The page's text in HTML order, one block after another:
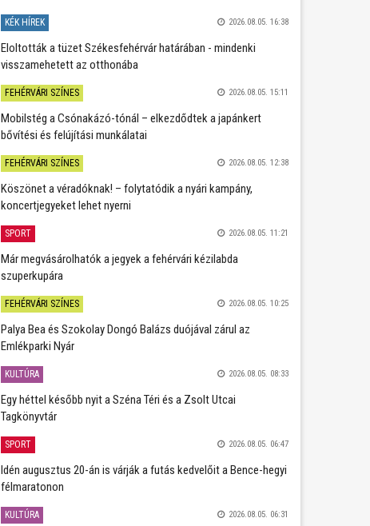
KÉK HÍREK 2026.08.05. 16:38
Eloltották a tüzet Székesfehérvár határában - mindenki
visszamehetett az otthonába
FEHÉRVÁRI SZÍNES 2026.08.05. 15:11
Mobilstég a Csónakázó-tónál – elkezdődtek a japánkert
bővítési és felújítási munkálatai
FEHÉRVÁRI SZÍNES 2026.08.05. 12:38
Köszönet a véradóknak! – folytatódik a nyári kampány,
koncertjegyeket lehet nyerni
SPORT 2026.08.05. 11:21
Már megvásárolhatók a jegyek a fehérvári kézilabda
szuperkupára
FEHÉRVÁRI SZÍNES 2026.08.05. 10:25
Palya Bea és Szokolay Dongó Balázs duójával zárul az
Emlékparki Nyár
KULTÚRA 2026.08.05. 08:33
Egy héttel később nyit a Széna Téri és a Zsolt Utcai
Tagkönyvtár
SPORT 2026.08.05. 06:47
Idén augusztus 20-án is várják a futás kedvelőit a Bence-hegyi
félmaratonon
KULTÚRA 2026.08.05. 06:31